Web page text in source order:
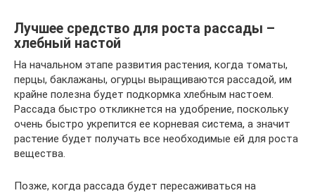
Лучшее средство для роста рассады –
хлебный настой
На начальном этапе развития растения, когда томаты,
перцы, баклажаны, огурцы выращиваются рассадой, им
крайне полезна будет подкормка хлебным настоем.
Рассада быстро откликнется на удобрение, поскольку
очень быстро укрепится ее корневая система, а значит
растение будет получать все необходимые ей для роста
вещества.
Позже, когда рассада будет пересаживаться на